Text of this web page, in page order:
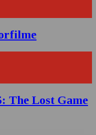
The Lost Game